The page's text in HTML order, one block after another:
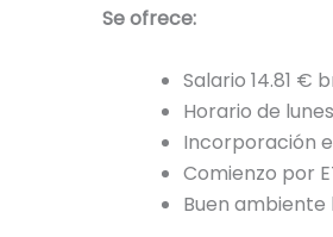
Se ofrece:
Salario 14.81 €
Horario de
Incorporación
Comienzo por
Buen ambiente